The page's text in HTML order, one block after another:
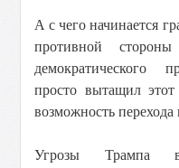
А с чего начинается
противной
демократического
просто вытащил
возможность
Угрозы Трампа